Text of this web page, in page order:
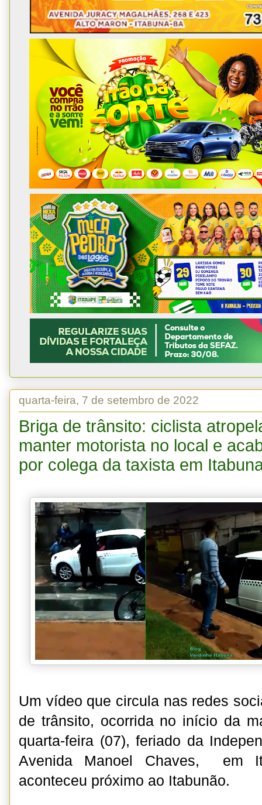
quarta-feira, 7 de setembro de 2022
Briga de trânsito: ciclista
manter motorista no local e
por colega da taxista em
Um vídeo que circula nas redes
de trânsito, ocorrida no início da
quarta-feira (07), feriado da
Avenida Manoel Chaves, em
aconteceu próximo ao Itabunão.